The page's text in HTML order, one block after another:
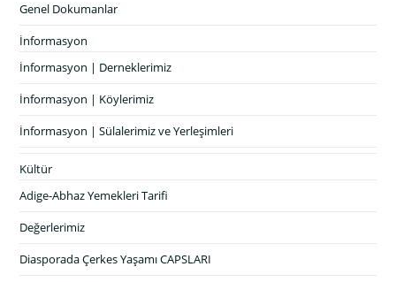
Genel Dokumanlar
İnformasyon
İnformasyon | Derneklerimiz
İnformasyon | Köylerimiz
İnformasyon | Sülalerimiz ve Yerleşimleri
Kültür
Adige-Abhaz Yemekleri Tarifi
Değerlerimiz
Diasporada Çerkes Yaşamı CAPSLARI